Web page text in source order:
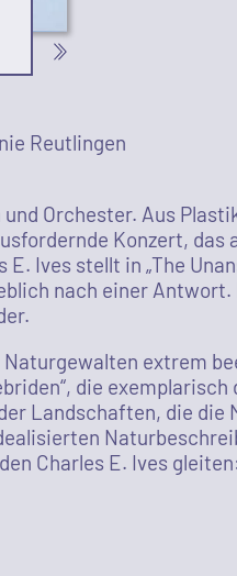
Reutlingen
Orchester. Aus
Konzert, das
Ives stellt in „The
nach einer
Naturgewalten extrem
die
Landschaften, die die
Charles E. Ives